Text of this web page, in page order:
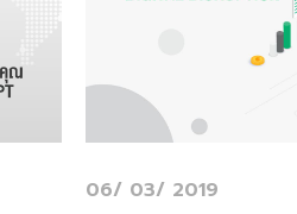
06/ 03/ 2019